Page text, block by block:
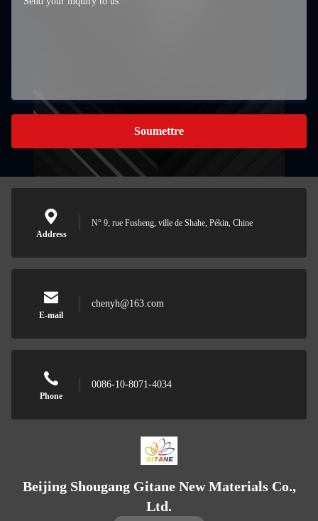
Soumettre
Address
N° 9, rue Fusheng, ville de Shahe, Pékin, Chine
E-mail
chenyh@163.com
Phone
0086-10-8071-4034
Beijing Shougang Gitane New Materials Co.,
Ltd.